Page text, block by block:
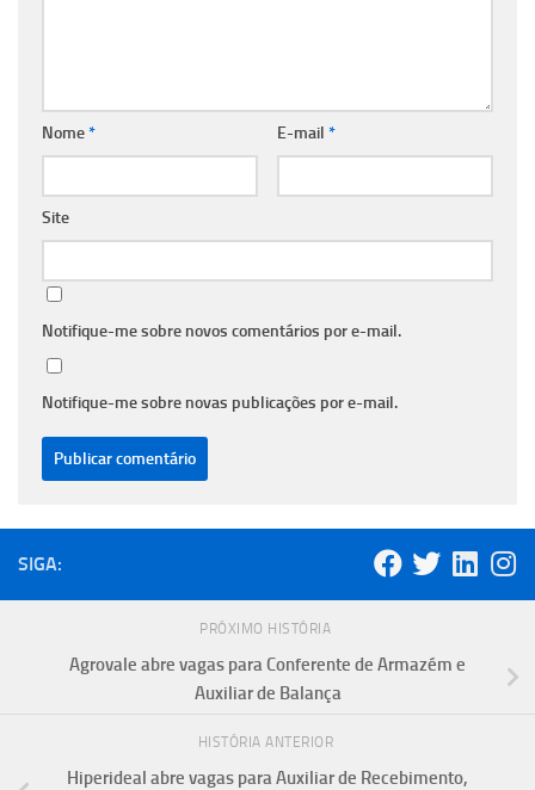
Nome* E-mail *
Site
Notifique-me sobre novos comentários por e-mail.
Notifique-me sobre novas publicações por e-mail.
SIGA:
PRÓXIMO HISTÓRIA
Agrovale abre vagas para Conferente de Armazém e
Auxiliar de Balança
HISTÓRIA ANTERIOR
Hiperideal abre vagas para Auxiliar de Recebimento,